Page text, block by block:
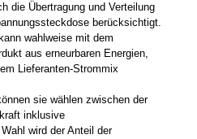
die Übertragung und Verteilung
berücksichtigt.
wahlweise mit dem
aus erneurbaren Energien,
Lieferanten-Strommix
sie wählen zwischen der
inklusive
wird der Anteil der